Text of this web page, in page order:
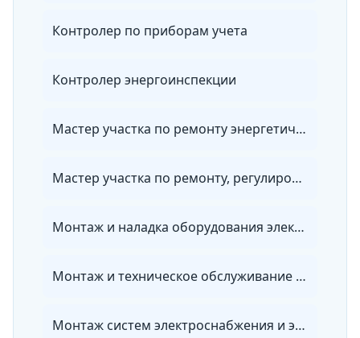
Контролер по приборам учета
Контролер энергоинспекции
Мастер участка по ремонту энергетического оборудования, зданий и сооружений
Мастер участка по ремонту, регулировке и установке приборов учета энергии
Монтаж и наладка оборудования электрических сетей
Монтаж и техническое обслуживание электронных устройств
Монтаж систем электроснабжения и электрооборудования объектов